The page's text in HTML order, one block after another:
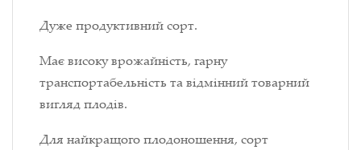
Дуже продуктивний сорт.
Має високу врожайність, гарну
транспортабельність та відмінний товарний
вигляд плодів.
Для найкращого плодоношення, сорт